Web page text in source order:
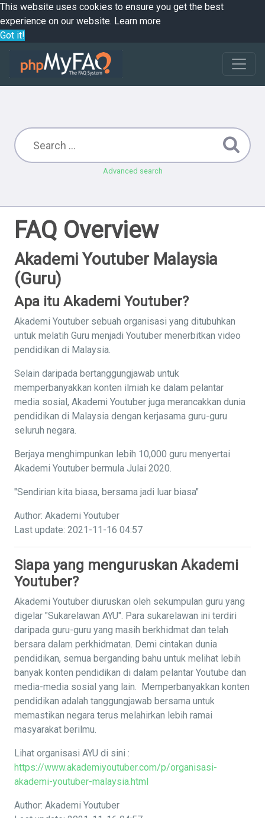
This website uses cookies to ensure you get the best
experience on our website. Learn more
Got it!
Advanced search
FAQ Overview
Akademi Youtuber Malaysia
(Guru)
Apa itu Akademi Youtuber?
Akademi Youtuber sebuah organisasi yang ditubuhkan
untuk melatih Guru menjadi Youtuber menerbitkan video
pendidikan di Malaysia.
Selain daripada bertanggungjawab untuk
memperbanyakkan konten ilmiah ke dalam pelantar
media sosial, Akademi Youtuber juga merancakkan dunia
pendidikan di Malaysia dengan kerjasama guru-guru
seluruh negara.
Berjaya menghimpunkan lebih 10,000 guru menyertai
Akademi Youtuber bermula Julai 2020.
"Sendirian kita biasa, bersama jadi luar biasa"
Author: Akademi Youtuber
Last update: 2021-11-16 04:57
Siapa yang menguruskan Akademi
Youtuber?
Akademi Youtuber diuruskan oleh sekumpulan guru yang
digelar "Sukarelawan AYU". Para sukarelawan ini terdiri
daripada guru-guru yang masih berkhidmat dan telah
bersara dalam perkhidmatan. Demi cintakan dunia
pendidikan, semua berganding bahu untuk melihat lebih
banyak konten pendidikan di dalam pelantar Youtube dan
media-media sosial yang lain. Memperbanyakkan konten
pendidikan adalah tanggungjawab bersama untuk
memastikan negara terus melahirkan lebih ramai
masyarakat berilmu.
Lihat organisasi AYU di sini :
https://www.akademiyoutuber.com/p/organisasi-
akademi-youtuber-malaysia.html
Author: Akademi Youtuber